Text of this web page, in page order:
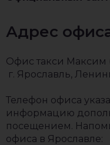
Адрес
Офис такси Максим
г. Ярославль,
Телефон офиса
информацию
посещением.
офиса в Ярославле: